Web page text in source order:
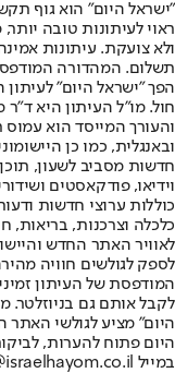
"ישראל היום" הוא גוף
ראוי לעיתונות טובה
ולא צועקת. עיתונות
הפך "ישראל היום"
חול. מו"ל העיתון היא
והעורך המייסד הוא
חדשות מסביב לשעון, תוכן
וידיאו, פודקאסטים
כוללות ערוצי חדשות
לאוויר האתר החדש
לספק לגולשים חוויה
המודפסת של העיתון
לקבל אותם גם בניוזלטר.
היום" מציע לגולשי האתר
היום פתוח להערות,
במייל hayom@israelhayom.co.il.